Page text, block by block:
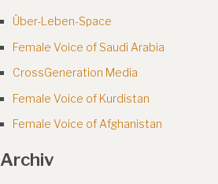
Über-Leben-Space
Female Voice of Saudi Arabia
CrossGeneration Media
Female Voice of Kurdistan
Female Voice of Afghanistan
Archiv